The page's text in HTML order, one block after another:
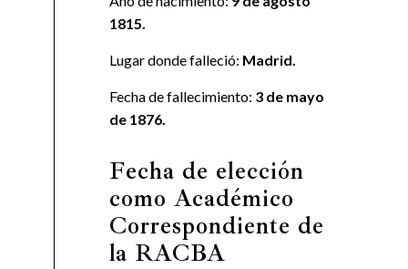
1815.
Lugar donde falleció: Madrid.
Fecha de fallecimiento: 3 de mayo
de 1876.
Fecha de elección
como Académico
Correspondiente de
la RACBA